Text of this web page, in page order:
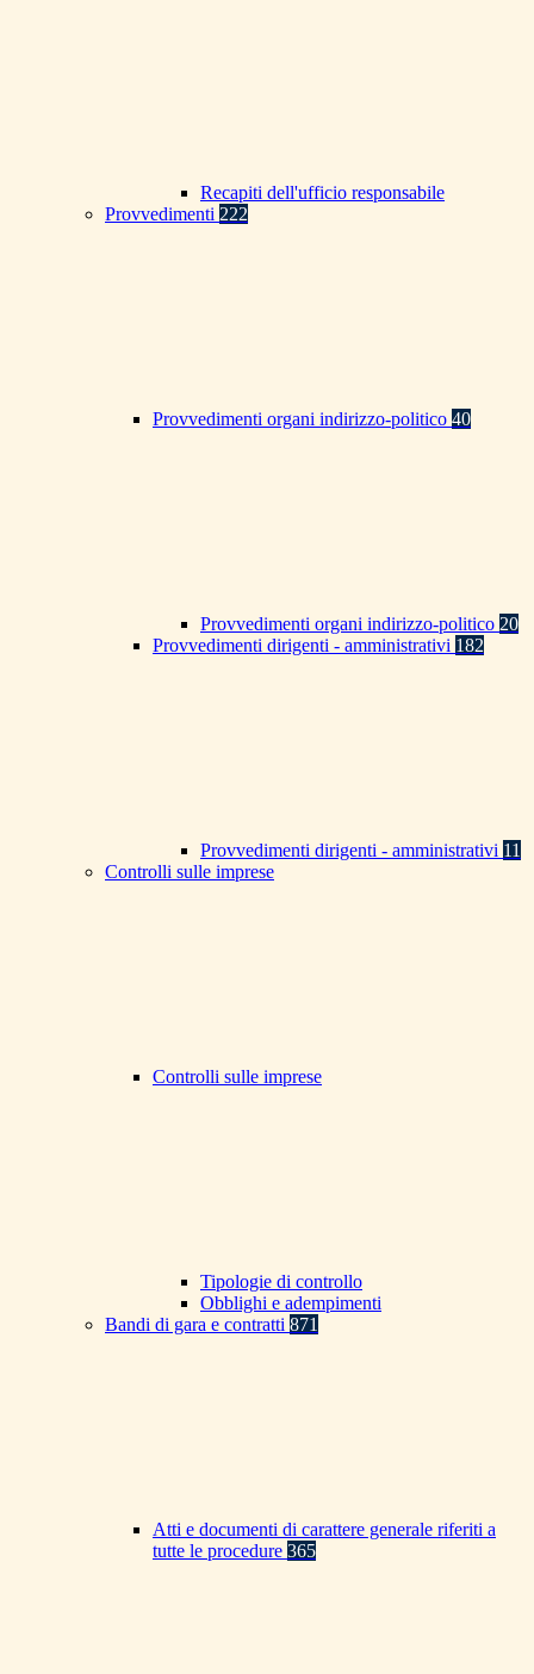
Recapiti dell'ufficio responsabile
Provvedimenti 222
Provvedimenti organi indirizzo-politico 40
Provvedimenti organi indirizzo-politico 20
Provvedimenti dirigenti - amministrativi 182
Provvedimenti dirigenti - amministrativi 11
Controlli sulle imprese
Controlli sulle imprese
Tipologie di controllo
Obblighi e adempimenti
Bandi di gara e contratti 871
Atti e documenti di carattere generale riferiti a
tutte le procedure 365